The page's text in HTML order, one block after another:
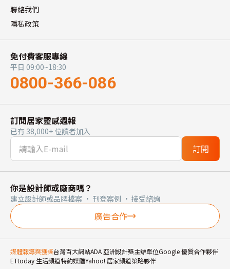
聯絡我們
隱私政策
免付費客服專線
平日 09:00~18:30
0800-366-086
訂閱居家靈感週報
已有 38,000+ 位讀者加入
訂閱
你是設計師或廠商嗎？
建立設計師或品牌檔案 · 刊登案例 · 接受諮詢
廣告合作
媒體報導與獲獎台灣百大網站ADA 亞洲設計獎主辦單位Google 優質合作夥伴
ETtoday 生活頻道特約媒體Yahoo! 居家頻道策略夥伴